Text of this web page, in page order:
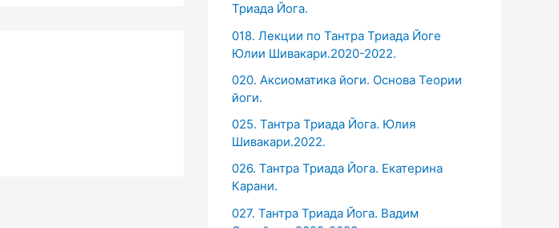
Триада Йога.
018. Лекции по Тантра Триада Йоге
Юлии Шивакари.2020-2022.
020. Аксиоматика йоги. Основа Теории
йоги.
025. Тантра Триада Йога. Юлия
Шивакари.2022.
026. Тантра Триада Йога. Екатерина
Карани.
027. Тантра Триада Йога. Вадим